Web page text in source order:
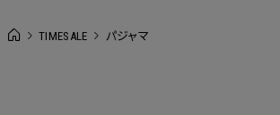
TIMESALE パジャマ